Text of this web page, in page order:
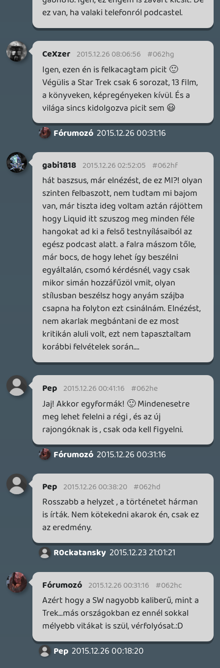
Arra persze sem időm, sem kedvem, sem
inspirációm nincs, hogy minden
kommenteted figyeljem és lereagáljam, és
amikor a fenti három feltétel adott.
2015.12.25 15:21:58
Fórumozó
Imdb-n volt, amikor a Dark Knight is
minden idők első tíz filmjében benne volt -
azért ezek a listák megjelenés után két
héttel még nem igazán mérvadók. Egy film
"súlyosságát" nem azon kell lemérni, hogy
van, szerintem itt nem erről beszélnek a
többiek. Egy jó blockbuster film, bitang
marketinggel, de ez kb addig tart, amíg ki
nem jön a következő ugyanilyen
költségvetésű film.
Egyébként elég sok filmet szoktak utána
hónapokig rágni, hidd el, az Alient is
ugyanúgy rágták a rajongók a
Prometheus után, mint most a SW-t, vagy
elég megnézni, mi van akkor, amikor Nolan
kijön egy filmmel.
CeXzer 2015.12.25 14:07:52
Fórumozó 2015.12.25 15:21:58 #062h1
Továbbra is azt tudom mondani, mint
eddig: a legjobb módja, hogy elkerüld a
reakcióm, ha nem keresed a
kommunikációt velem. Ez láthatóan nem
megy neked, nagyon hosszú ideje. A "hát
bár neked válaszolok, de nem is neked
szoktak mondani. Nem kell MINDEN (írd és
mondd: MINDEN) hsz-emre reagálnod, és
voilá, választ sem fogsz kapni, ilyen
egyszerű.
A többit kérlek privátban küldözgesd.
Rehynn 2015.12.25 14:27:45
Szerintem a Disney-t felesleges emiatt
hibáztatni, szóval inkább Abrams-re kell
mutogatni, ha a forgatókönyvvel gondja
van valakinek. Én pl. szerettem volna, ha
még jobb film lett volna, bár a közös
interjújukat olvasva JJ is tett hozzá jó
dolgokat.
Ne feledd: ahogy a múltkorit, ezt is
töröltetheted a szerk kérdéseknél, ha
meggondolod magad:)
Egyébként én kifejezetten jobban
szeretem, ha nem reagálsz, nagyon